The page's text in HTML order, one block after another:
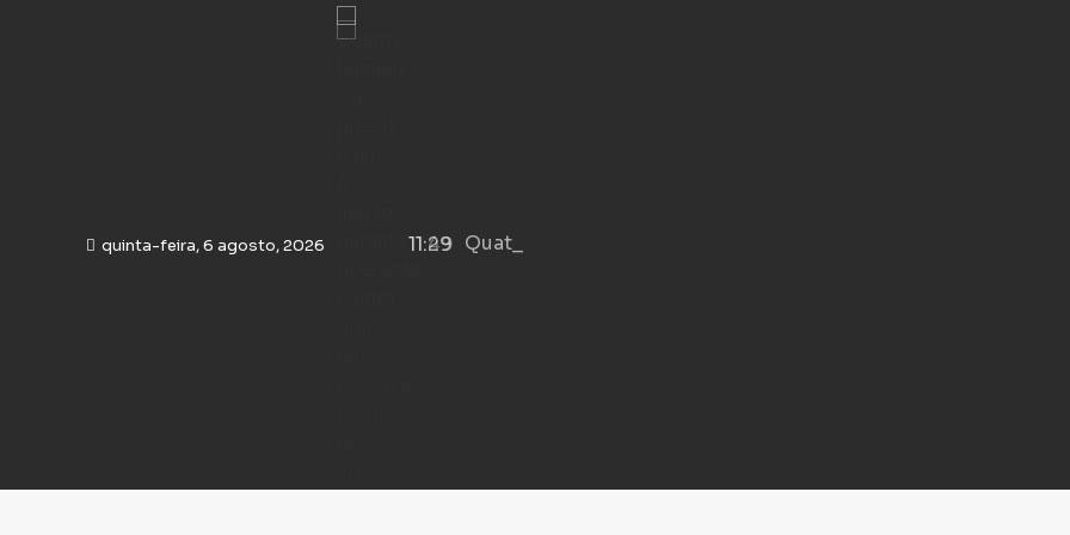
quinta-feira, 6 agosto, 2026 11:29 Quatro homens são pr
Homem é encontrado morto no bairro Santo Antônio, em BH,
Mari Fernandez anuncia pausa na carreira para viver ‘experiência